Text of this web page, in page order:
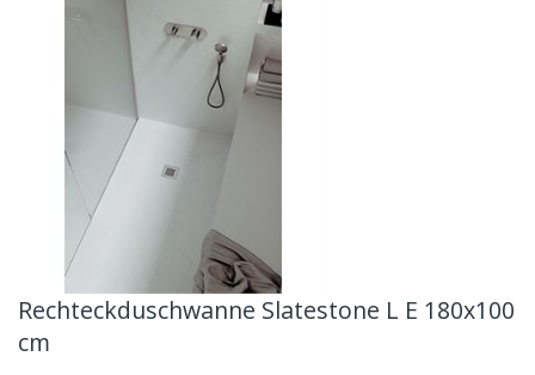
Rechteckduschwanne Slatestone L E 180x100
cm